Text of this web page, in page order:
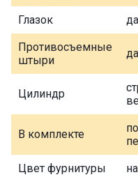
Глазок да
Противосъемные
штыри
да
Цилиндр
В комплекте
Цвет фурнитуры